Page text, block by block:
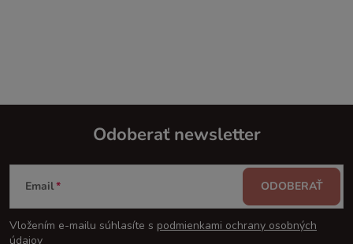
Z
á
Odoberať newsletter
Email
Vložením e-mailu súhlasíte s podmienkami ochrany osobných
údajov
ODOBERAŤ